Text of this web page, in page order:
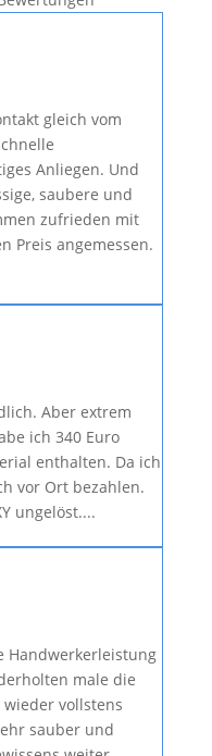
gleich vom
Anliegen. Und
saubere und
zufrieden mit
Preis angemessen.
Aber extrem
ich 340 Euro
enthalten. Da ich
vor Ort bezahlen.
ungelöst....
Handwerkerleistung
male die
vollstens
sauber und